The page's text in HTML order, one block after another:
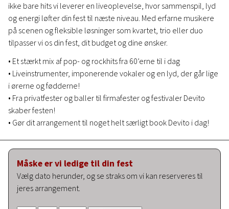
ikke bare hits vi leverer en liveoplevelse, hvor sammenspil, lyd
og energi løfter din fest til næste niveau. Med erfarne musikere
på scenen og fleksible løsninger som kvartet, trio eller duo
tilpasser vi os din fest, dit budget og dine ønsker.
• Et stærkt mix af pop- og rockhits fra 60’erne til i dag
• Liveinstrumenter, imponerende vokaler og en lyd, der går lige
i ørerne og fødderne!
• Fra privatfester og baller til firmafester og festivaler Devito
skaber festen!
• Gør dit arrangement til noget helt særligt book Devito i dag!
Måske er vi ledige til din fest
Vælg dato herunder, og se straks om vi kan reserveres til
jeres arrangement.